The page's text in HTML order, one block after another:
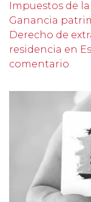
Impuestos de
Ganancia
Derecho de
residencia en
comentario